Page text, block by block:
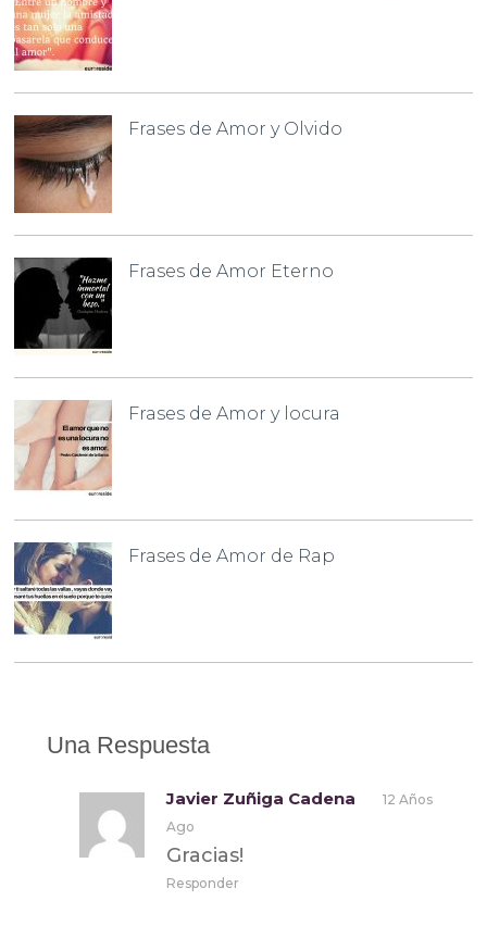
Frases de Amor y Olvido
Frases de Amor Eterno
Frases de Amor y locura
Frases de Amor de Rap
Una Respuesta
Javier Zuñiga Cadena
12 Años
Ago
Gracias!
Responder